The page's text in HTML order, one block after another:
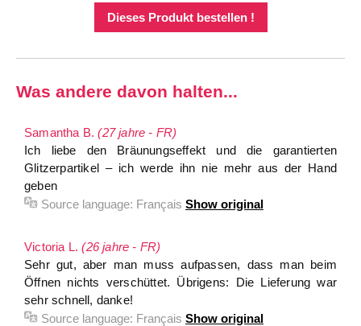
Dieses Produkt bestellen !
Was andere davon halten...
Samantha B.(27 jahre - FR)
Ich liebe den Bräunungseffekt und die garantierten
Glitzerpartikel – ich werde ihn nie mehr aus der Hand
geben
Source language: Français Show original
Victoria L.(26 jahre - FR)
Sehr gut, aber man muss aufpassen, dass man beim
Öffnen nichts verschüttet. Übrigens: Die Lieferung war
sehr schnell, danke!
Source language: Français Show original